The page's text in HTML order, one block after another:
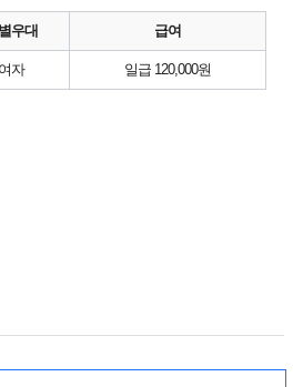
우대 급여
자 일급 120,000원